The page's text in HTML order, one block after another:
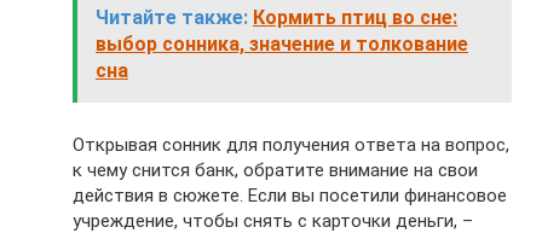
Читайте также: Кормить птиц во сне:
выбор сонника, значение и толкование
сна
Открывая сонник для получения ответа на вопрос,
к чему снится банк, обратите внимание на свои
действия в сюжете. Если вы посетили финансовое
учреждение, чтобы снять с карточки деньги, –